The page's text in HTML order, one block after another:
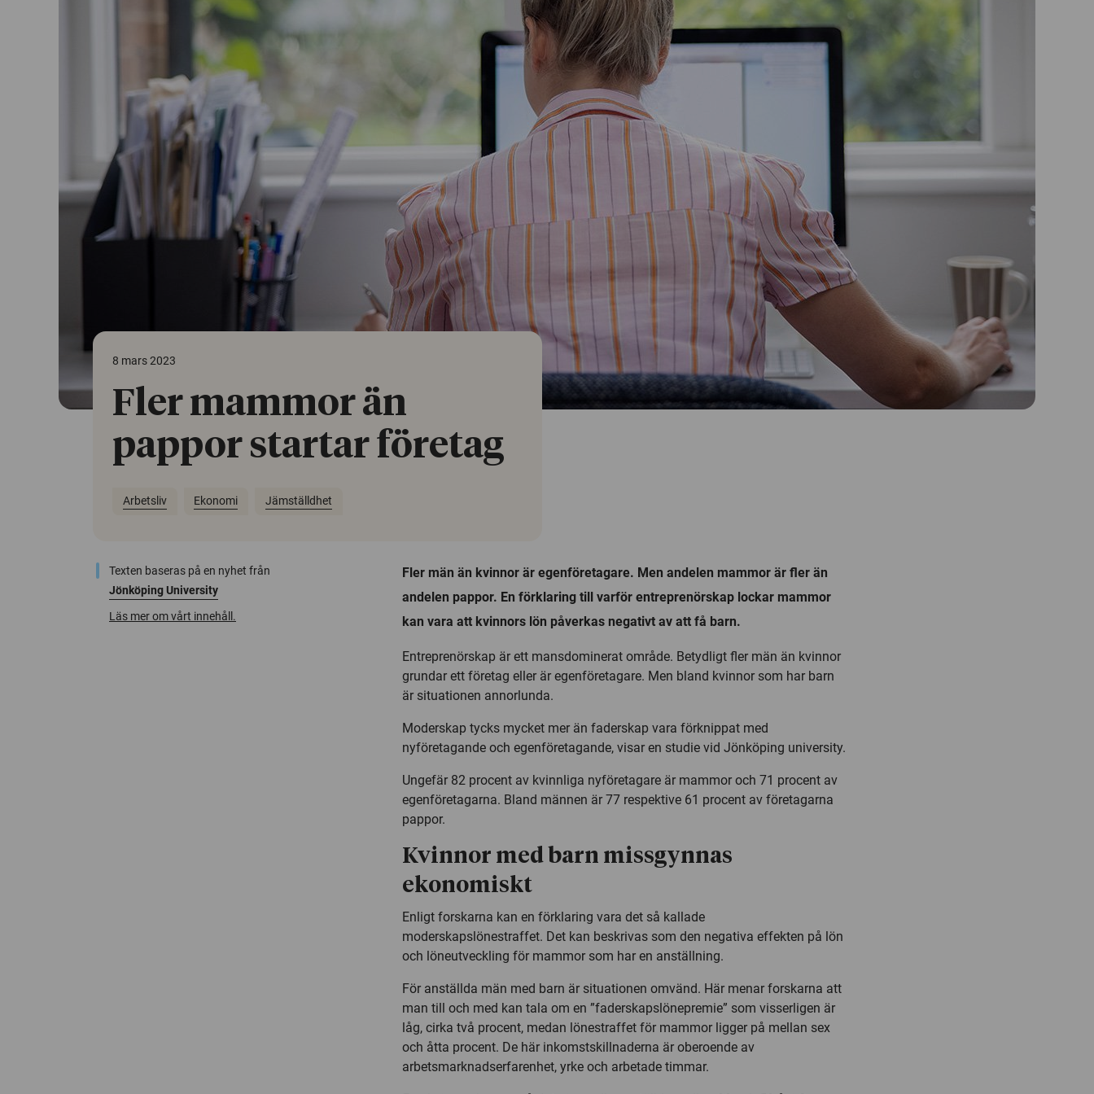
8 mars 2023
Fler mammor än
pappor startar företag
Arbetsliv Ekonomi Jämställdhet
Texten baseras på en nyhet från
Jönköping University
Läs mer om vårt innehåll.
Fler män än kvinnor är egenföretagare. Men andelen mammor är fler än
andelen pappor. En förklaring till varför entreprenörskap lockar mammor
kan vara att kvinnors lön påverkas negativt av att få barn.
Entreprenörskap är ett mansdominerat område. Betydligt fler män än kvinnor
grundar ett företag eller är egenföretagare. Men bland kvinnor som har barn
är situationen annorlunda.
Moderskap tycks mycket mer än faderskap vara förknippat med
nyföretagande och egenföretagande, visar en studie vid Jönköping university.
Ungefär 82 procent av kvinnliga nyföretagare är mammor och 71 procent av
egenföretagarna. Bland männen är 77 respektive 61 procent av företagarna
pappor.
Kvinnor med barn missgynnas
ekonomiskt
Enligt forskarna kan en förklaring vara det så kallade
moderskapslönestraffet. Det kan beskrivas som den negativa effekten på lön
och löneutveckling för mammor som har en anställning.
För anställda män med barn är situationen omvänd. Här menar forskarna att
man till och med kan tala om en ”faderskapslönepremie” som visserligen är
låg, cirka två procent, medan lönestraffet för mammor ligger på mellan sex
och åtta procent. De här inkomstskillnaderna är oberoende av
arbetsmarknadserfarenhet, yrke och arbetade timmar.